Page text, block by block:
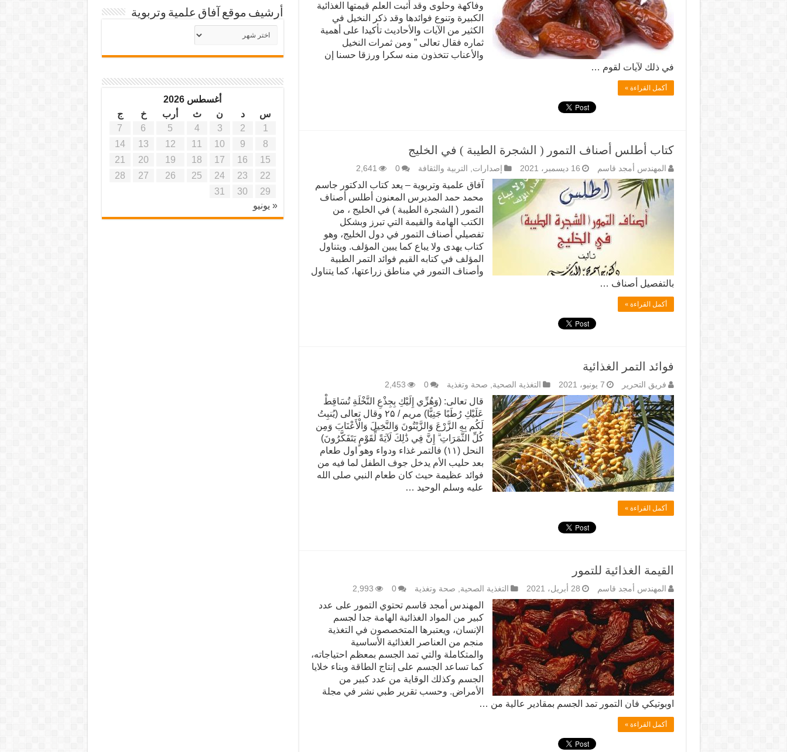
وفاكهة وحلوى وقد أثبت العلم قيمتها الغذائية
الكبيرة وتنوع فوائدها وقد ذكر النخيل في
الكثير من الآيات والأحاديث تأكيدا على أهمية
ثماره فقال تعالى ” ومن ثمرات النخيل
والأعناب تتخذون منه سكرا ورزقا حسنا إن
في ذلك لآيات لقوم …
أكمل القراءة »
كتاب أطلس أصناف التمور ( الشجرة الطيبة ) في الخليج
المهندس أمجد قاسم 16 ديسمبر، 2021 إصدارات, التربية والثقافة 0
2,641
آفاق علمية وتربوية – يعد كتاب الدكتور جاسم
محمد حمد المديرس المعنون أطلس أصناف
التمور ( الشجرة الطيبة ) في الخليج ، من
الكتب الهامة والقيمة التي تبرز وبشكل
تفصيلي أصناف التمور في دول الخليج، وهو
كتاب يهدى ولا يباع كما يبين المؤلف. ويتناول
المؤلف في كتابه القيم فوائد التمر الطبية
وأصناف التمور في مناطق زراعتها، كما يتناول
بالتفصيل أصناف …
أكمل القراءة »
فوائد التمر الغذائية
فريق التحرير 7 يونيو، 2021 التغذية الصحية, صحة وتغذية 0
2,453
قال تعالى: (وَهُزِّي إِلَيْكِ بِجِذْعِ النَّخْلَةِ تُسَاقِطْ
عَلَيْكِ رُطَبًا جَنِيًّا) مريم / ۲۵ وقال تعالى (يُنبِتُ
لَكُم بِهِ الزَّرْعَ وَالزَّيْتُونَ وَالنَّخِيلَ وَالْأَعْنَابَ وَمِن
كُلِّ الثَّمَرَاتِ ۗ إِنَّ فِي ذَٰلِكَ لَآيَةً لِّقَوْمٍ يَتَفَكَّرُونَ)
النحل (۱۱) فالتمر غذاء ودواء وهو اول طعام
بعد حليب الأم يدخل جوف الطفل لما فيه من
فوائد عظيمة حيث كان طعام النبي صلى الله
عليه وسلم الوحيد …
أكمل القراءة »
القيمة الغذائية للتمور
المهندس أمجد قاسم 28 أبريل، 2021 التغذية الصحية, صحة وتغذية 0
2,993
المهندس أمجد قاسم تحتوي التمور على عدد
كبير من المواد الغذائية الهامة جدا لجسم
الإنسان، ويعتبرها المتخصصون في التغذية
منجم من العناصر الغذائية الأساسية
والمتكاملة والتي تمد الجسم بمعظم احتياجاته،
كما تساعد الجسم على إنتاج الطاقة وبناء خلايا
الجسم وكذلك الوقاية من عدد كبير من
الأمراض. وحسب تقرير طبي نشر في مجلة
اوبوتيكي فان التمور تمد الجسم بمقادير عالية من …
أكمل القراءة »
أرشيف موقع آفاق علمية وتربوية
أرشيف
موقع
أغسطس 2026
س
د ن ث أرب خ
ج
1
2
3
4
5
6
7
8
9
10
11
12
13
14
15
16
17
18
19
20
21
22
23
24
25
26
27
28
29
30
31
« يونيو